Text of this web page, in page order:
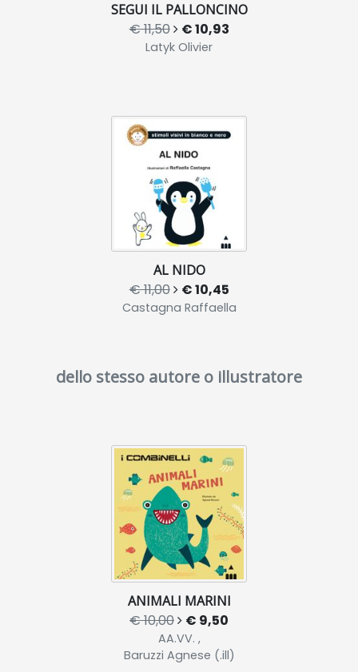
SEGUI IL PALLONCINO
€ 11,50 € 10,93
Latyk Olivier
AL NIDO
€ 11,00 € 10,45
Castagna Raffaella
dello stesso autore o illustratore
ANIMALI MARINI
€ 10,00 € 9,50
AA.VV. ,
Baruzzi Agnese (.ill)